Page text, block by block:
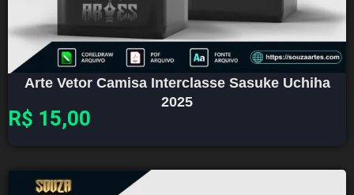
Arte Vetor Camisa Interclasse Sasuke Uchiha
2025
R$ 15,00